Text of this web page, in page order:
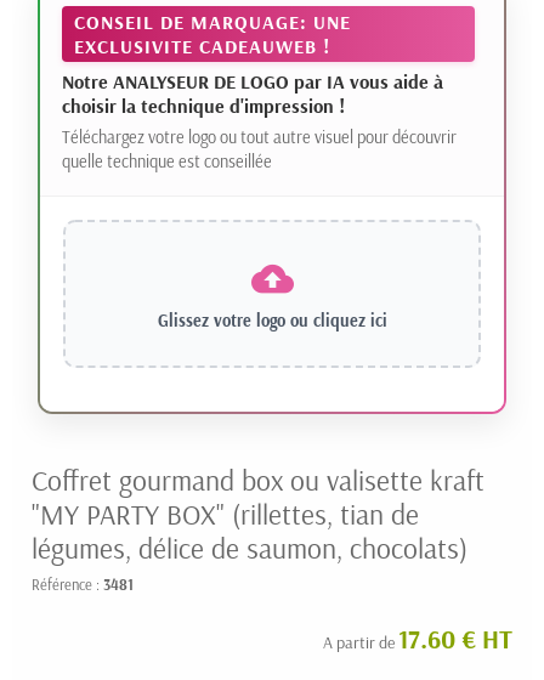
CONSEIL DE MARQUAGE: UNE
EXCLUSIVITE CADEAUWEB !
Notre ANALYSEUR DE LOGO par IA vous aide à
choisir la technique d'impression !
Téléchargez votre logo ou tout autre visuel pour découvrir
quelle technique est conseillée
Glissez votre logo ou cliquez ici
Coffret gourmand box ou valisette kraft
"MY PARTY BOX" (rillettes, tian de
légumes, délice de saumon, chocolats)
Référence : 3481
A partir de 17.60 € HT